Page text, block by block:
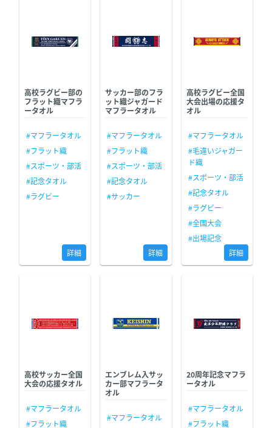
高校ラグビー部の
フラット織マフラ
ータオル
#マフラータオル
#フラット織
#スポーツ・部活
#記念タオル
#ラグビー
詳細
サッカー部のフラ
ット織ジャガード
マフラータオル
#マフラータオル
#フラット織
#スポーツ・部活
#記念タオル
#サッカー
詳細
高校ラグビー全国
大会出場の応援タ
オル
#マフラータオル
#毛違いジャガー
ド織
#スポーツ・部活
#記念タオル
#ラグビー
#全国大会
#出場記念
詳細
高校サッカー全国
大会の応援タオル
#マフラータオル
#フラット織
エンブレム入サッ
カー部マフラータ
オル
#マフラータオル
20周年記念マフラ
ータオル
#マフラータオル
#フラット織